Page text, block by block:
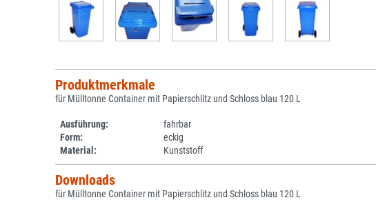
Produktmerkmale
für Mülltonne Container mit Papierschlitz und Schloss blau 120 L
Ausführung: fahrbar
Form:
eckig
Material:
Kunststoff
Downloads
für Mülltonne Container mit Papierschlitz und Schloss blau 120 L